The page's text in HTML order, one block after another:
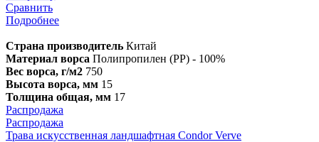
Сравнить
Подробнее
Страна производитель Китай
Материал ворса Полипропилен (PP) - 100%
Вес ворса, г/м2 750
Высота ворса, мм 15
Толщина общая, мм 17
Распродажа
Распродажа
Трава искусственная ландшафтная Condor Verve